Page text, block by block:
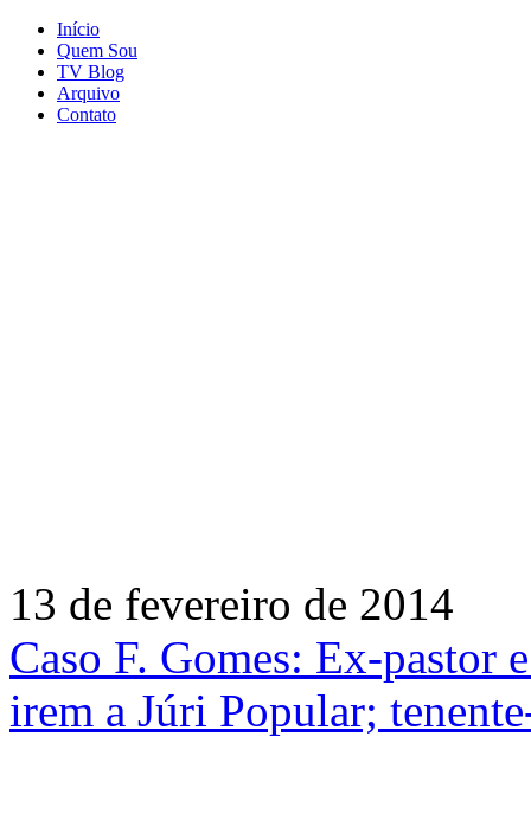
Início
Quem Sou
TV Blog
Arquivo
Contato
13 de fevereiro de 2014
Caso F. Gomes: Ex-pastor
irem a Júri Popular;